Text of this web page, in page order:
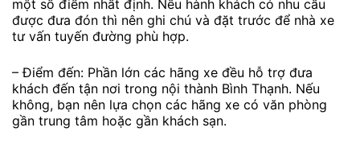
một số điểm nhất định. Nếu hành khách có nhu cầu
được đưa đón thì nên ghi chú và đặt trước để nhà xe
tư vấn tuyến đường phù hợp.
– Điểm đến: Phần lớn các hãng xe đều hỗ trợ đưa
khách đến tận nơi trong nội thành Bình Thạnh. Nếu
không, bạn nên lựa chọn các hãng xe có văn phòng
gần trung tâm hoặc gần khách sạn.